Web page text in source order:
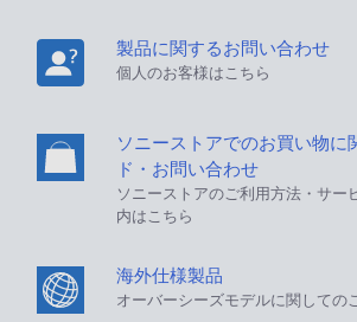
製品に関するお問い合わせ
個人のお客様はこちら
ソニーストアでのお買い物に
ド・お問い合わせ
ソニーストアのご利用方法・サー
内はこちら
海外仕様製品
オーバーシーズモデルに関しての